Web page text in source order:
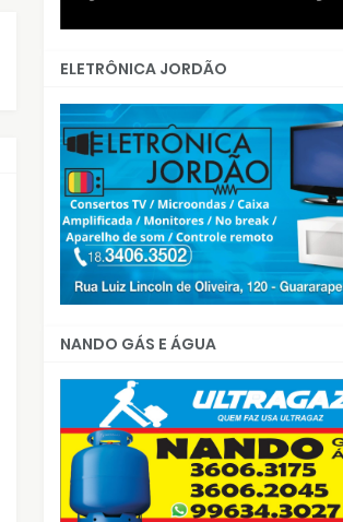
ELETRÔNICA JORDÃO
NANDO GÁS E ÁGUA